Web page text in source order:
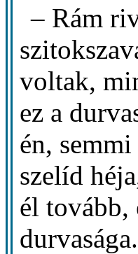
– Rám
voltak,
ez a
én,
szelíd
él tovább,
durvasága.